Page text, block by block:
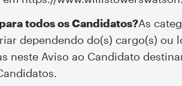
todos os Candidatos?As
dependendo do(s) cargo(s)
neste Aviso ao Candidato